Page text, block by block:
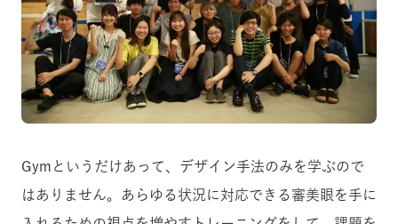
Gymというだけあって、デザイン手法のみを学ぶので
はありません。あらゆる状況に対応できる審美眼を手に